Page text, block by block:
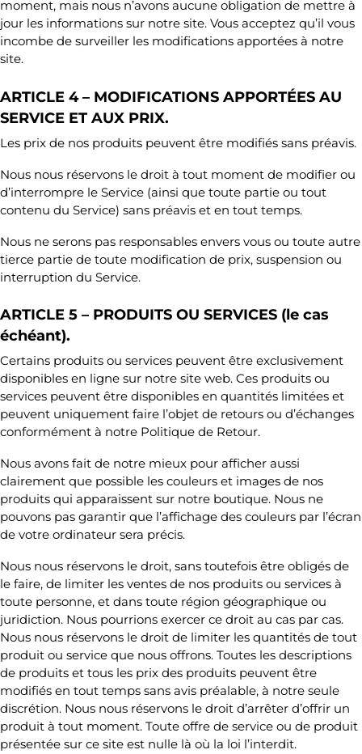
moment, mais nous n’avons aucune obligation de mettre à
jour les informations sur notre site. Vous acceptez qu’il vous
incombe de surveiller les modifications apportées à notre
site.
ARTICLE 4 – MODIFICATIONS APPORTÉES AU
SERVICE ET AUX PRIX.
Les prix de nos produits peuvent être modifiés sans préavis.
Nous nous réservons le droit à tout moment de modifier ou
d’interrompre le Service (ainsi que toute partie ou tout
contenu du Service) sans préavis et en tout temps.
Nous ne serons pas responsables envers vous ou toute autre
tierce partie de toute modification de prix, suspension ou
interruption du Service.
ARTICLE 5 – PRODUITS OU SERVICES (le cas
échéant).
Certains produits ou services peuvent être exclusivement
disponibles en ligne sur notre site web. Ces produits ou
services peuvent être disponibles en quantités limitées et
peuvent uniquement faire l’objet de retours ou d’échanges
conformément à notre Politique de Retour.
Nous avons fait de notre mieux pour afficher aussi
clairement que possible les couleurs et images de nos
produits qui apparaissent sur notre boutique. Nous ne
pouvons pas garantir que l’affichage des couleurs par l’écran
de votre ordinateur sera précis.
Nous nous réservons le droit, sans toutefois être obligés de
le faire, de limiter les ventes de nos produits ou services à
toute personne, et dans toute région géographique ou
juridiction. Nous pourrions exercer ce droit au cas par cas.
Nous nous réservons le droit de limiter les quantités de tout
produit ou service que nous offrons. Toutes les descriptions
de produits et tous les prix des produits peuvent être
modifiés en tout temps sans avis préalable, à notre seule
discrétion. Nous nous réservons le droit d’arrêter d’offrir un
produit à tout moment. Toute offre de service ou de produit
présentée sur ce site est nulle là où la loi l’interdit.